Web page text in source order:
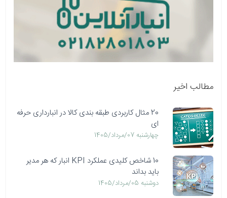
مطالب اخیر
20 مثال کاربردی طبقه بندی کالا در انبارداری حرفه
ای
چهارشنبه 07/مرداد/1405
10 شاخص کلیدی عملکرد KPI انبار که هر مدیر
باید بداند
دوشنبه 05/مرداد/1405